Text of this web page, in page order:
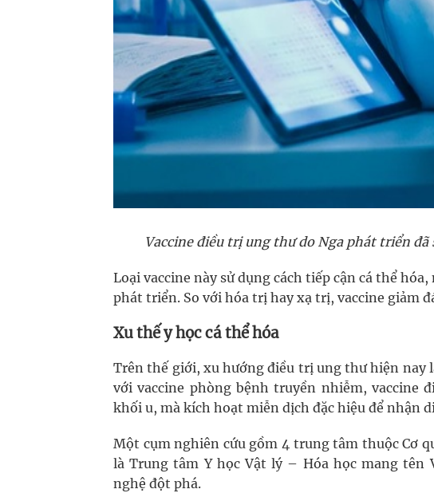
Vaccine điều trị ung thư do Nga phát triển
Loại vaccine này sử dụng cách tiếp cận cá thể
phát triển. So với hóa trị hay xạ trị, vaccine giảm
Xu thế y học cá thể hóa
Trên thế giới, xu hướng điều trị ung thư hiện nay
với vaccine phòng bệnh truyền nhiễm,
khối u, mà kích hoạt miễn dịch đặc hiệu để nhận
Một cụm nghiên cứu gồm 4 trung tâm thuộc Cơ
là Trung tâm Y học Vật lý – Hóa học mang tên
nghệ đột phá.